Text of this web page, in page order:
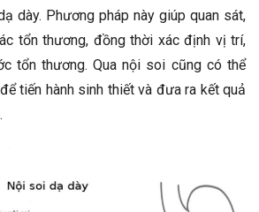
dày. Phương pháp này giúp quan sát,
tổn thương, đồng thời xác định vị trí,
tổn thương. Qua nội soi cũng có thể
tiến hành sinh thiết và đưa ra kết quả